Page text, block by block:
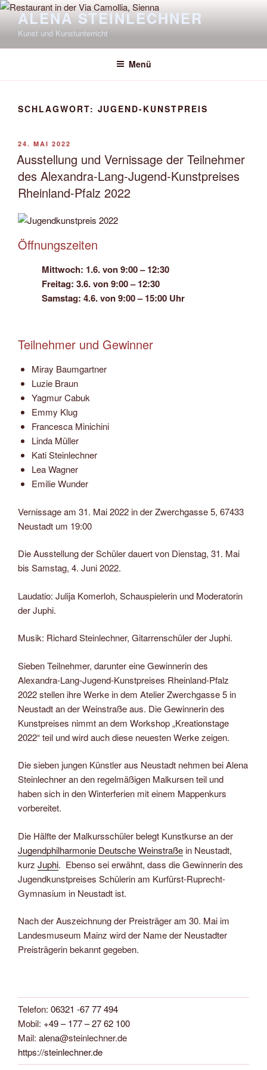
Zum
Inhalt
springen
ALENA STEINLECHNER
Kunst und Kunstunterricht
Menü
SCHLAGWORT: JUGEND-KUNSTPREIS
VERÖFFENTLICHT
AM
24. MAI 2022
Ausstellung und Vernissage der Teilnehmer
des Alexandra-Lang-Jugend-Kunstpreises
Rheinland-Pfalz 2022
Öffnungszeiten
Mittwoch: 1.6. von 9:00 – 12:30
Freitag: 3.6. von 9:00 – 12:30
Samstag: 4.6. von 9:00 – 15:00 Uhr
Teilnehmer und Gewinner
Miray Baumgartner
Luzie Braun
Yagmur Cabuk
Emmy Klug
Francesca Minichini
Linda Müller
Kati Steinlechner
Lea Wagner
Emilie Wunder
Vernissage am 31. Mai 2022 in der Zwerchgasse 5, 67433
Neustadt um 19:00
Die Ausstellung der Schüler dauert von Dienstag, 31. Mai
bis Samstag, 4. Juni 2022.
Laudatio: Julija Komerloh, Schauspielerin und Moderatorin
der Juphi.
Musik: Richard Steinlechner, Gitarrenschüler der Juphi.
Sieben Teilnehmer, darunter eine Gewinnerin des
Alexandra-Lang-Jugend-Kunstpreises Rheinland-Pfalz
2022 stellen ihre Werke in dem Atelier Zwerchgasse 5 in
Neustadt an der Weinstraße aus. Die Gewinnerin des
Kunstpreises nimmt an dem Workshop „Kreationstage
2022“ teil und wird auch diese neuesten Werke zeigen.
Die sieben jungen Künstler aus Neustadt nehmen bei Alena
Steinlechner an den regelmäßigen Malkursen teil und
haben sich in den Winterferien mit einem Mappenkurs
vorbereitet.
Die Hälfte der Malkursschüler belegt Kunstkurse an der
Jugendphilharmonie Deutsche Weinstraßein Neustadt,
kurz Juphi. Ebenso sei erwähnt, dass die Gewinnerin des
Jugendkunstpreises Schülerin am Kurfürst-Ruprecht-
Gymnasium in Neustadt ist.
Nach der Auszeichnung der Preisträger am 30. Mai im
Landesmuseum Mainz wird der Name der Neustadter
Preisträgerin bekannt gegeben.
Telefon: 06321 -67 77 494
Mobil: +49 – 177 – 27 62 100
Mail: alena@steinlechner.de
https://steinlechner.de